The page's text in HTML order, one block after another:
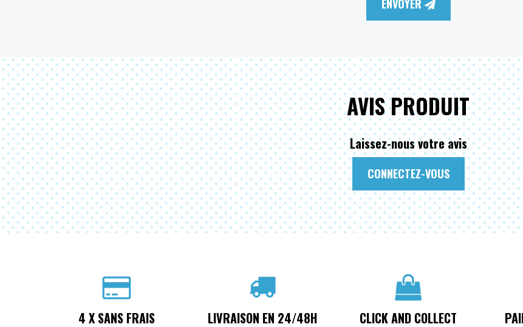
ENVOYER
AVIS PRODUIT
Laissez-nous votre avis
CONNECTEZ-VOUS
4 X SANS FRAIS LIVRAISON EN 24/48H CLICK AND COLLECT